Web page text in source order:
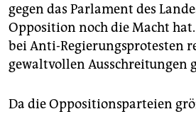
gegen das Parlament des
Opposition noch die Macht
bei Anti-Regierungsprotesten
gewaltvollen Ausschreitungen
Da die Oppositionsparteien